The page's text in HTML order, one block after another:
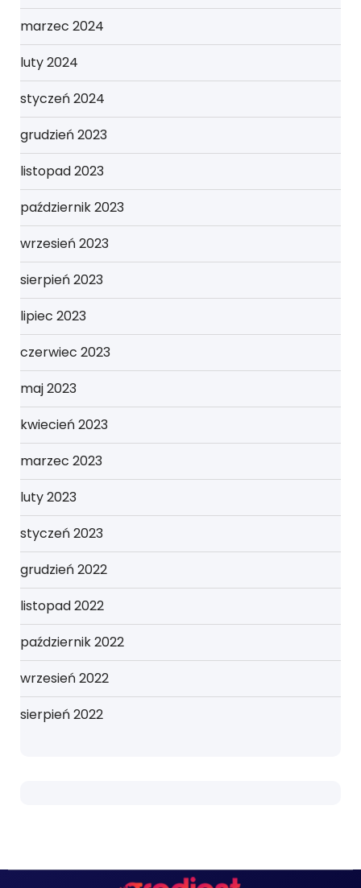
marzec 2024
luty 2024
styczeń 2024
grudzień 2023
listopad 2023
październik 2023
wrzesień 2023
sierpień 2023
lipiec 2023
czerwiec 2023
maj 2023
kwiecień 2023
marzec 2023
luty 2023
styczeń 2023
grudzień 2022
listopad 2022
październik 2022
wrzesień 2022
sierpień 2022